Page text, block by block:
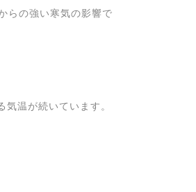
らの強い寒気の影響で
気温が続いています。